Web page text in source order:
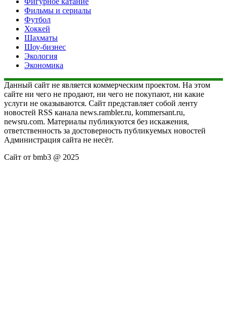
Фильмы и сериалы
Футбол
Хоккей
Шахматы
Шоу-бизнес
Экология
Экономика
Данный сайт не является коммерческим проектом. На этом
сайте ни чего не продают, ни чего не покупают, ни какие
услуги не оказываются. Сайт представляет собой ленту
новостей RSS канала news.rambler.ru, kommersant.ru,
newsru.com. Материалы публикуются без искажения,
ответственность за достоверность публикуемых новостей
Администрация сайта не несёт.
Сайт от bmb3 @ 2025